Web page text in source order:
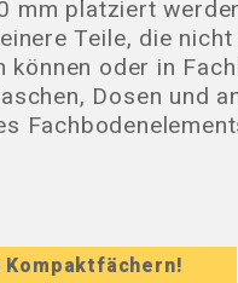
mm platziert
Teile, die nicht
oder in
Dosen und